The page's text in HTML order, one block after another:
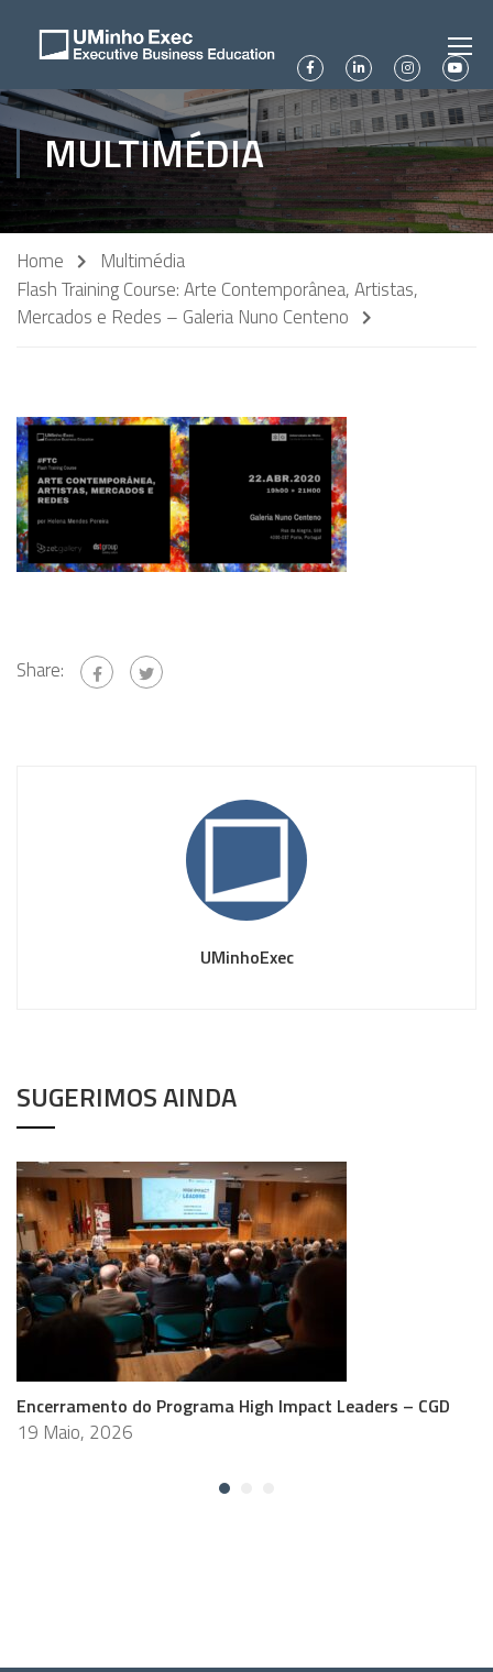
MULTIMÉDIA
Home
Multimédia
Flash Training Course: Arte Contemporânea, Artistas,
Mercados e Redes – Galeria Nuno Centeno
Share:
UMinhoExec
SUGERIMOS AINDA
Encerramento do Programa High Impact Leaders – CGD
19 Maio, 2026